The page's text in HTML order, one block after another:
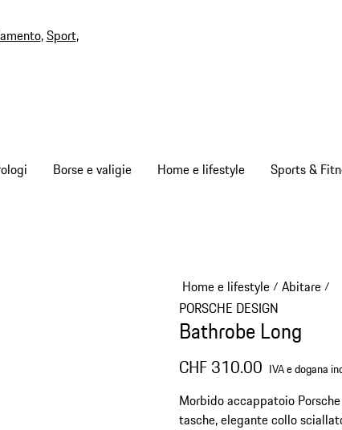
,Sport,
Borse e valigie Home e lifestyle Sports &
Home e lifestyle/ Abitare/
PORSCHE DESIGN
Bathrobe Long
CHF 310.00 IVA e dogana
Morbido accappatoio
tasche, elegante collo